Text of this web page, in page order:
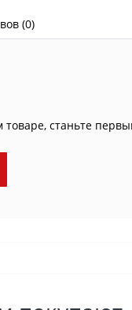
(0)
станьте